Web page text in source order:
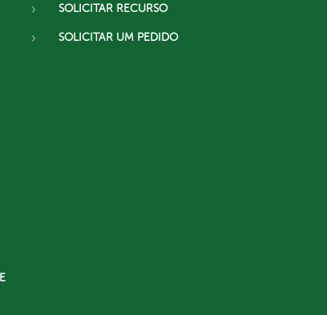
SOLICITAR RECURSO
SOLICITAR UM PEDIDO